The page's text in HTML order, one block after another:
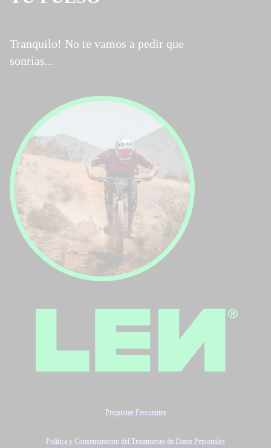
Tranquilo! No te vamos a pedir que
sonrias...
Preguntas Frecuentes
Política y Consentimiento del Tratamiento de Datos Personales